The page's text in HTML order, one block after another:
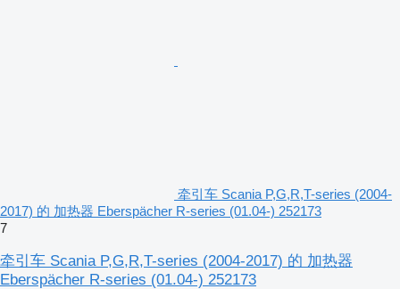
牵引车 Scania P,G,R,T-series (2004-
2017) 的 加热器 Eberspächer R-series (01.04-) 252173
7
牵引车 Scania P,G,R,T-series (2004-2017) 的 加热器
Eberspächer R-series (01.04-) 252173